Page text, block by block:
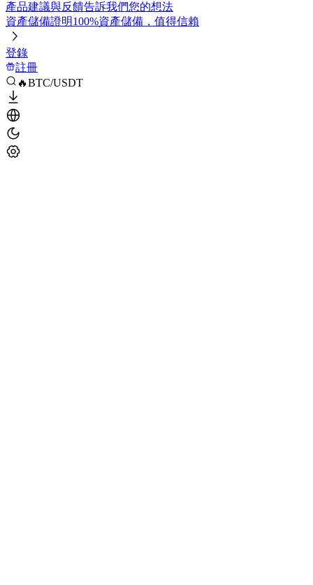
產品建議與反饋告訴我們您的想法
資產儲備證明100%資產儲備，值得信賴
登錄
註冊
🔥BTC/USDT